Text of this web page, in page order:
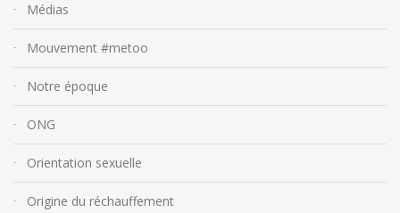
Médias
Mouvement #metoo
Notre époque
ONG
Orientation sexuelle
Origine du réchauffement